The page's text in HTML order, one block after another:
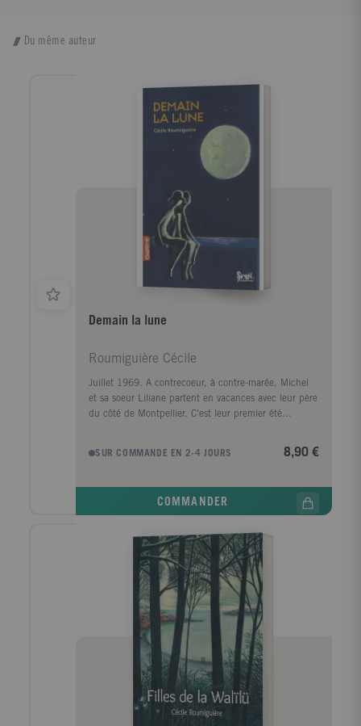
Du même auteur
Demain la lune
Roumiguière Cécile
Juillet 1969. A contrecoeur, à contre-marée, Michel
et sa soeur Liliane partent en vacances avec leur père
du côté de Montpellier. C'est leur premier été
poursuivi par Corinne. Cette fille ne pense qu'aux
étoiles et à l'événement du siècle: les premiers pas de
un Michel désormais prêt à grandir.
SUR COMMANDE EN 2-4 JOURS 8,90 €
COMMANDER